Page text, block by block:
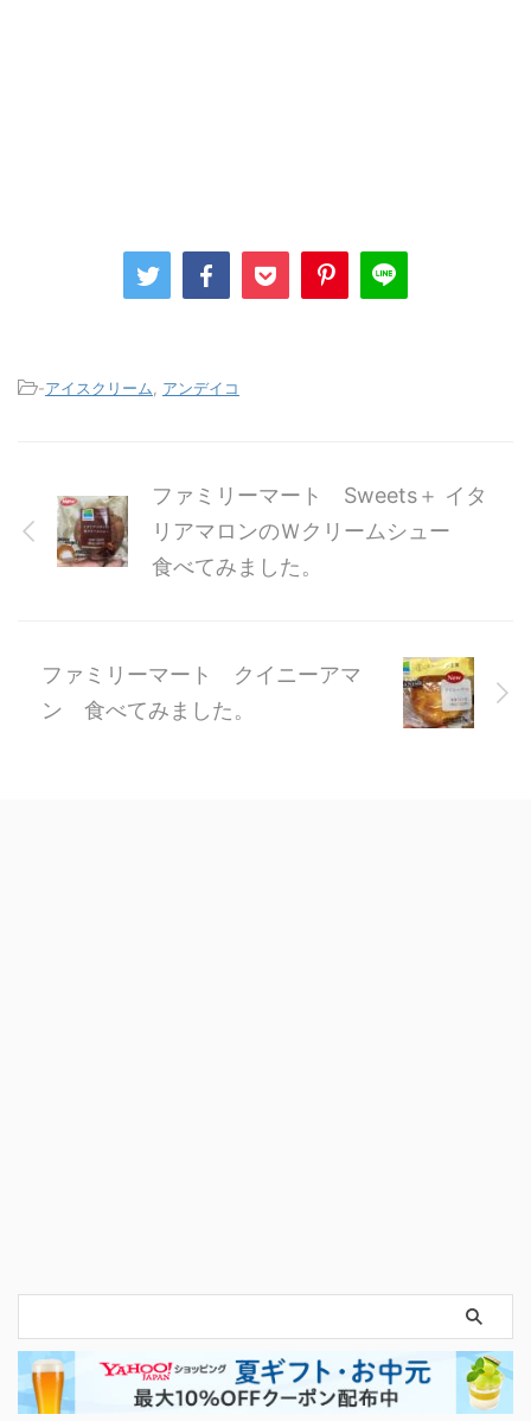
-アイスクリーム アンデイコ
ファミリーマート Sweets＋ イタ
リアマロンのＷクリームシュー
食べてみました。
ファミリーマート クイニーアマ
ン 食べてみました。